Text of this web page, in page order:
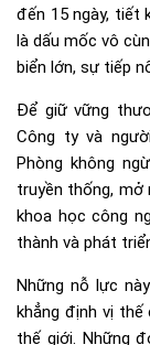
đến 15 ngày, tiết
là dấu mốc vô
biển lớn, sự tiếp
Để giữ vững
Công ty và
Phòng không
truyền thống, mở
khoa học công
thành và phát
Những nỗ lực
khẳng định vị thế
thế giới. Những